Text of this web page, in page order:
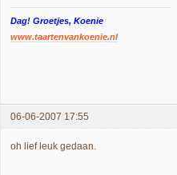
Dag! Groetjes, Koenie
www.taartenvankoenie.nl
06-06-2007 17:55
oh lief leuk gedaan.